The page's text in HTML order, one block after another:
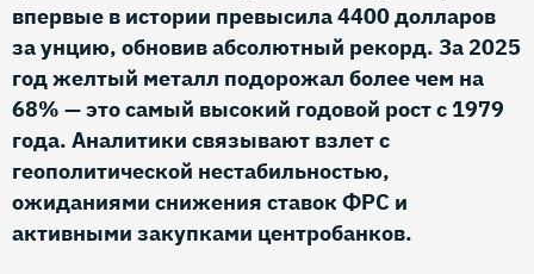
впервые в истории превысила 4400 долларов
за унцию, обновив абсолютный рекорд. За 2025
год желтый металл подорожал более чем на
68% — это самый высокий годовой рост с 1979
года. Аналитики связывают взлет с
геополитической нестабильностью,
ожиданиями снижения ставок ФРС и
активными закупками центробанков.